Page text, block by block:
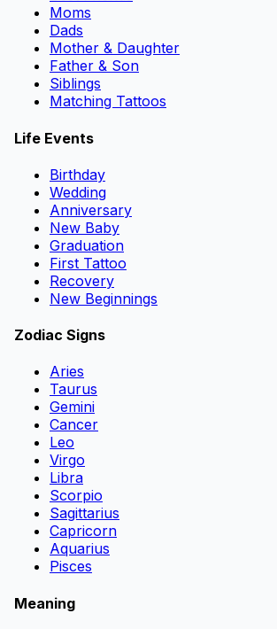
Moms
Dads
Mother & Daughter
Father & Son
Siblings
Matching Tattoos
Life Events
Birthday
Wedding
Anniversary
New Baby
Graduation
First Tattoo
Recovery
New Beginnings
Zodiac Signs
Aries
Taurus
Gemini
Cancer
Leo
Virgo
Libra
Scorpio
Sagittarius
Capricorn
Aquarius
Pisces
Meaning